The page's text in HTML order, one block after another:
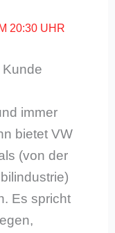
20:30 UHR
immer
bietet VW
(von der
Es spricht